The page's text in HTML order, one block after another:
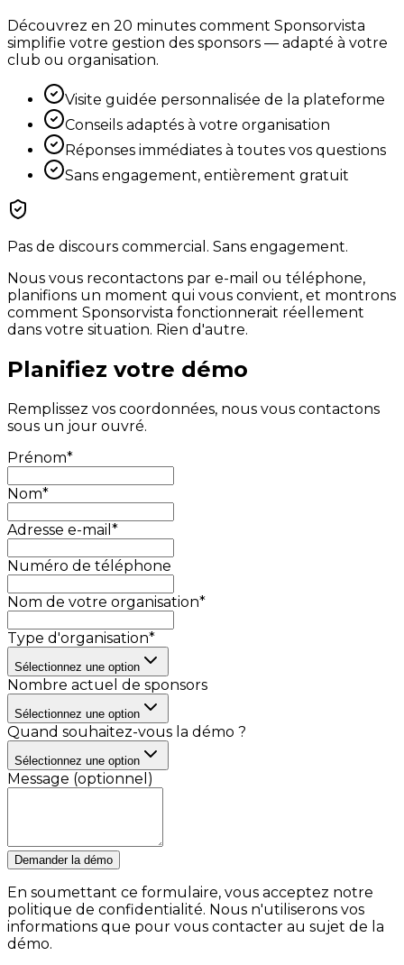
Découvrez en 20 minutes comment Sponsorvista
simplifie votre gestion des sponsors — adapté à votre
club ou organisation.
Visite guidée personnalisée de la plateforme
Conseils adaptés à votre organisation
Réponses immédiates à toutes vos questions
Sans engagement, entièrement gratuit
Pas de discours commercial. Sans engagement.
Nous vous recontactons par e-mail ou téléphone,
planifions un moment qui vous convient, et montrons
comment Sponsorvista fonctionnerait réellement
dans votre situation. Rien d'autre.
Planifiez votre démo
Remplissez vos coordonnées, nous vous contactons
sous un jour ouvré.
Prénom*
Nom*
Adresse e-mail *
Numéro de téléphone
Nom de votre organisation*
Type d'organisation*
Sélectionnez une option
Nombre actuel de sponsors
Sélectionnez une option
Quand souhaitez-vous la démo ?
Sélectionnez une option
Message (optionnel)
Demander la démo
En soumettant ce formulaire, vous acceptez notre
politique de confidentialité. Nous n'utiliserons vos
informations que pour vous contacter au sujet de la
démo.